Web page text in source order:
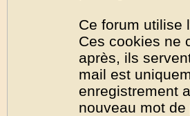
Ce forum utilise
Ces cookies ne
après, ils
mail est
enregistrement
nouveau mot